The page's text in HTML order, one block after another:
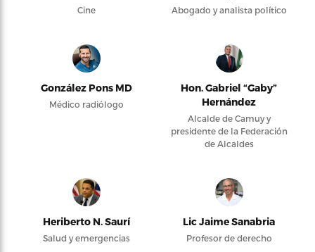
Cine Abogado y analista político
González Pons MD
Médico radiólogo
Hon. Gabriel “Gaby”
Hernández
Alcalde de Camuy y
presidente de la Federación
de Alcaldes
Heriberto N. Saurí
Salud y emergencias
Lic Jaime Sanabria
Profesor de derecho